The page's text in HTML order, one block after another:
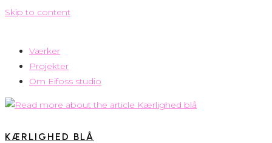
Skip to content
Værker
Projekter
Om Eifoss studio
KÆRLIGHED BLÅ